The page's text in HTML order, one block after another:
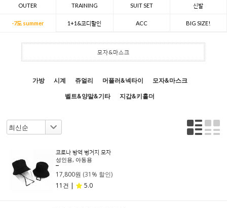
OUTER TRAINING SUIT SET 신발
-7도 summer 1+1&코디할인 ACC BIG SIZE!
모자&마스크
가방 시계 쥬얼리 머플러&넥타이
모자&마스크
벨트&양말&기타
지갑&키홀더
코로나 방역 벙거지 모자
성인용, 아동용
17,800원 (31% 할인)
11건 |
5.0